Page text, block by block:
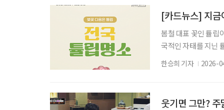
[카드뉴스] 지금
봄철 대표 꽃인 튤립
국적인 자태를 지닌
지로 제격이다. 현
형 축제, 도심 근교
한승희 기자 2026-
웃기면 그만?